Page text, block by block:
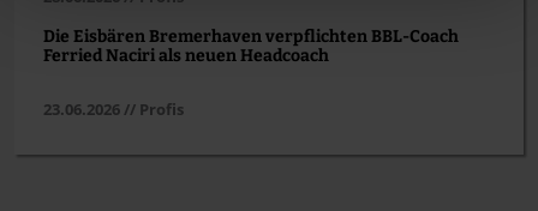
Die Eisbären Bremerhaven verpflichten BBL-Coach
Ferried Naciri als neuen Headcoach
23.06.2026 // Profis